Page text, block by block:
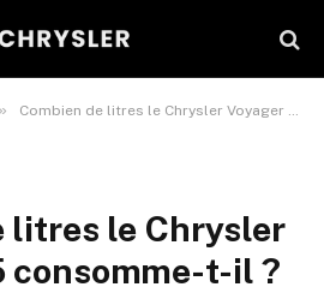
» Combien de litres le Chrysler Voyager 2.5 consomme-t-il ?
litres le Chrysler
consomme-t-il ?